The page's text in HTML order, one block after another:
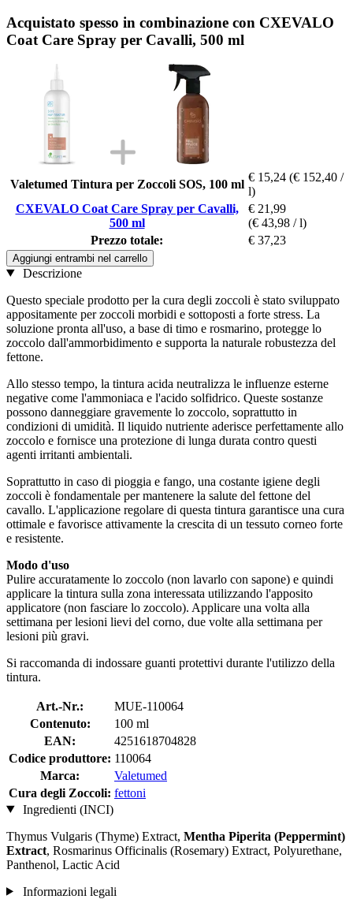
Acquistato spesso in combinazione con CXEVALO
Coat Care Spray per Cavalli, 500 ml
Valetumed Tintura per Zoccoli SOS, 100 ml
€ 15,24 (€ 152,40 /
l)
CXEVALO Coat Care Spray per Cavalli,
500 ml
€ 21,99
(€ 43,98 / l)
Prezzo totale:
€ 37,23
Aggiungi entrambi nel carrello
Descrizione
Questo speciale prodotto per la cura degli zoccoli è stato sviluppato
appositamente per zoccoli morbidi e sottoposti a forte stress. La
soluzione pronta all'uso, a base di timo e rosmarino, protegge lo
zoccolo dall'ammorbidimento e supporta la naturale robustezza del
fettone.
Allo stesso tempo, la tintura acida neutralizza le influenze esterne
negative come l'ammoniaca e l'acido solfidrico. Queste sostanze
possono danneggiare gravemente lo zoccolo, soprattutto in
condizioni di umidità. Il liquido nutriente aderisce perfettamente allo
zoccolo e fornisce una protezione di lunga durata contro questi
agenti irritanti ambientali.
Soprattutto in caso di pioggia e fango, una costante igiene degli
zoccoli è fondamentale per mantenere la salute del fettone del
cavallo. L'applicazione regolare di questa tintura garantisce una cura
ottimale e favorisce attivamente la crescita di un tessuto corneo forte
e resistente.
Modo d'uso
Pulire accuratamente lo zoccolo (non lavarlo con sapone) e quindi
applicare la tintura sulla zona interessata utilizzando l'apposito
applicatore (non fasciare lo zoccolo). Applicare una volta alla
settimana per lesioni lievi del corno, due volte alla settimana per
lesioni più gravi.
Si raccomanda di indossare guanti protettivi durante l'utilizzo della
tintura.
Art.-Nr.:
MUE-110064
Contenuto:
100 ml
EAN:
4251618704828
Codice produttore: 110064
Marca:
Valetumed
Cura degli Zoccoli: fettoni
Ingredienti (INCI)
Thymus Vulgaris (Thyme) Extract, Mentha Piperita (Peppermint)
Extract, Rosmarinus Officinalis (Rosemary) Extract, Polyurethane,
Panthenol, Lactic Acid
Informazioni legali